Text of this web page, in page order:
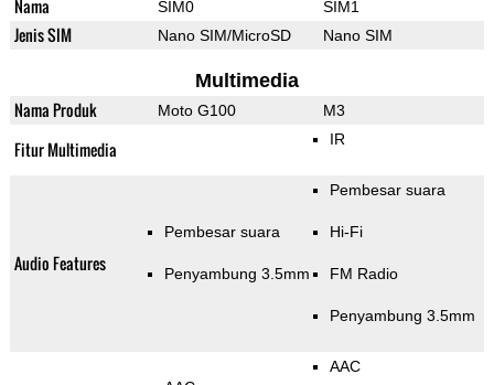
Nama SIM0 SIM1
Jenis SIM Nano SIM/MicroSD Nano SIM
Multimedia
Nama Produk Moto G100 M3
Fitur Multimedia IR
Audio Features
Pembesar suara
Penyambung 3.5mm
Pembesar suara
Hi-Fi
FM Radio
Penyambung 3.5mm
AAC